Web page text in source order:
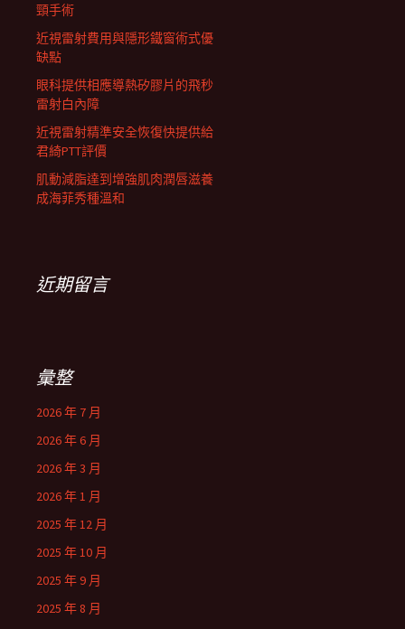
頸手術
近視雷射費用與隱形鐵窗術式優
缺點
眼科提供相應導熱矽膠片的飛秒
雷射白內障
近視雷射精準安全恢復快提供給
君綺PTT評價
肌動減脂達到增強肌肉潤唇滋養
成海菲秀種溫和
近期留言
彙整
2026 年 7 月
2026 年 6 月
2026 年 3 月
2026 年 1 月
2025 年 12 月
2025 年 10 月
2025 年 9 月
2025 年 8 月